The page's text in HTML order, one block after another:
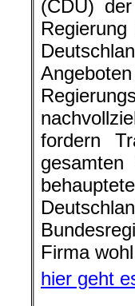
fordern
Firma
hier geht
└